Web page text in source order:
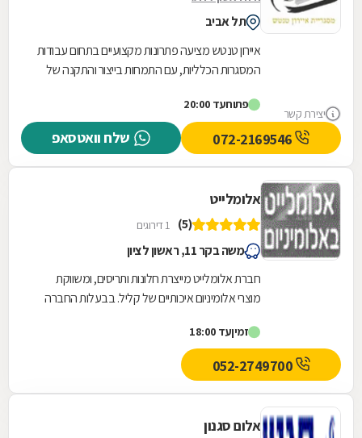
יצירת קשר
תל אביב
איירון טנטש מציעה פתרונות מקצועיים בתחום עבודות
המסגרות הכלליות, עם התמחות בייצור והתקנה של
מתמחה...
פתוחעד 20:00
שלח וואטסאפ
אלומלייט
(5) 1 דירוגים
משה בקר 11, ראשון לציון
חברת אלומלייט מייצרת חלונות ותריסים, ומשווקת
מוצרי אלומיניום איכותיים של קליל. בבעלות החברה
זמיןעד 18:00
אלום סגנון